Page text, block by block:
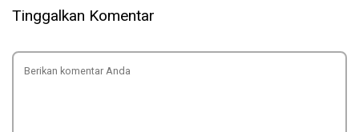
Tinggalkan Komentar